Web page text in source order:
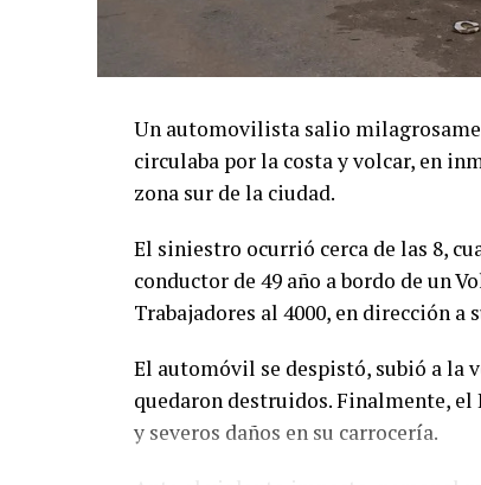
Un automovilista salio
circulaba por la costa y volcar, en
zona sur de la ciudad.
El siniestro ocurrió cerca de las 8,
conductor de 49 año a bordo de un
Trabajadores al 4000, en dirección a
El automóvil se despistó, subió a la
quedaron destruidos. Finalmente,
y severos daños en su carrocería.